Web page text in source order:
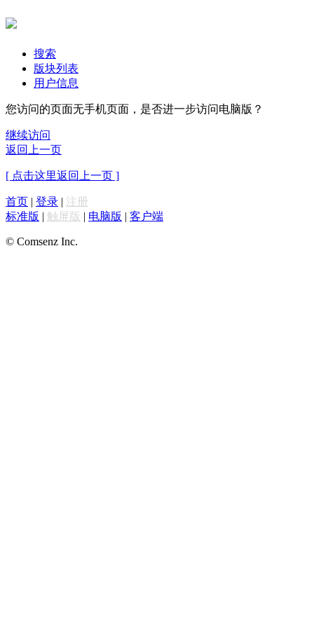
搜索
版块列表
用户信息
您访问的页面无手机页面，是否进一步访问电脑版？
继续访问
返回上一页
[ 点击这里返回上一页 ]
首页 | 登录 | 注册
标准版 | 触屏版 | 电脑版 | 客户端
© Comsenz Inc.